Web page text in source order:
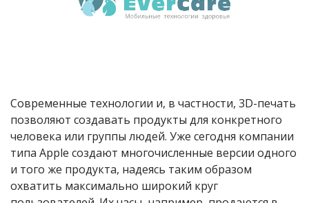
Современные технологии и, в частности, 3D-печать
позволяют создавать продукты для конкретного
человека или группы людей. Уже сегодня компании
типа Apple создают многочисленные версии одного
и того же продукта, надеясь таким образом
охватить максимально широкий круг